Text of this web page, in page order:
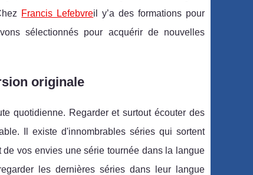
Francis Lefebvreil y’a des formations pour
sélectionnés pour acquérir de nouvelles
originale
quotidienne. Regarder et surtout écouter des
Il existe d'innombrables séries qui sortent
vos envies une série tournée dans la langue
les dernières séries dans leur langue